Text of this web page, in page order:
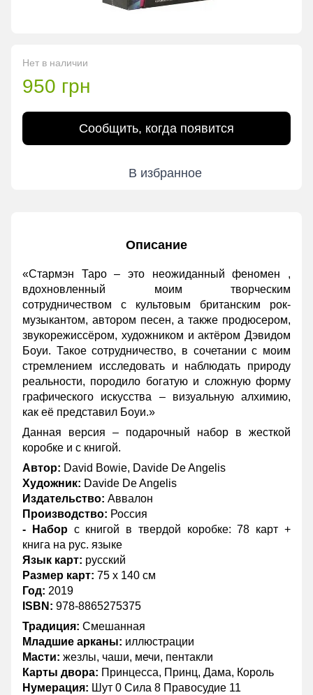
Нет в наличии
950 грн
Сообщить, когда появится
В избранное
Описание
«Стармэн Таро – это неожиданный феномен ,
вдохновленный моим творческим
сотрудничеством с культовым британским рок-
музыкантом, автором песен, а также продюсером,
звукорежиссёром, художником и актёром Дэвидом
Боуи. Такое сотрудничество, в сочетании с моим
стремлением исследовать и наблюдать природу
реальности, породило богатую и сложную форму
графического искусства – визуальную алхимию,
как её представил Боуи.»
Данная версия – подарочный набор в жесткой
коробке и с книгой.
Автор: David Bowie, Davide De Angelis
Художник: Davide De Angelis
Издательство: Аввалон
Производство: Россия
- Наборс книгой в твердой коробке: 78 карт +
книга на рус. языке
Язык карт: русский
Размер карт: 75 x 140 см
Год: 2019
ISBN: 978-8865275375
Традиция: Смешанная
Младшие арканы: иллюстрации
Масти: жезлы, чаши, мечи, пентакли
Карты двора: Принцесса, Принц, Дама, Король
Нумерация: Шут 0 Сила 8 Правосудие 11